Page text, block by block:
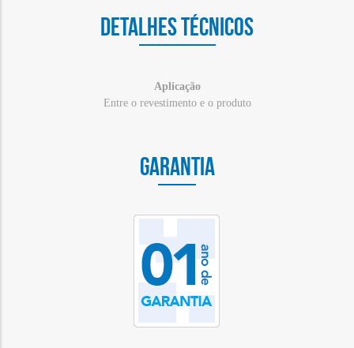
DETALHES TÉCNICOS
Aplicação
Entre o revestimento e o produto
GARANTIA